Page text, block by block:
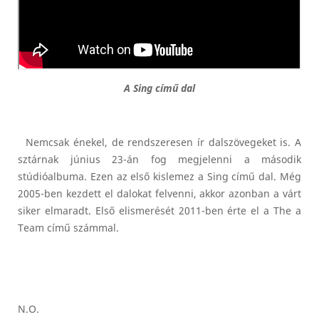
A Sing című dal
Nemcsak énekel, de rendszeresen ír dalszövegeket is. A
sztárnak június 23-án fog megjelenni a második
stúdióalbuma. Ezen az első kislemez a Sing című dal. Még
2005-ben kezdett el dalokat felvenni, akkor azonban a várt
siker elmaradt. Első elismerését 2011-ben érte el a The a
Team című számmal.
N.O.